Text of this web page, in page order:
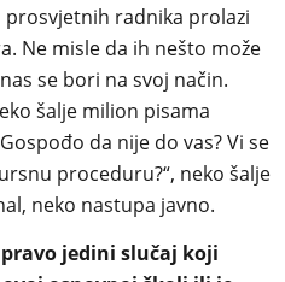
radnika prolazi
Ne misle da ih nešto može
se bori na svoj način.
šalje milion pisama
da nije do vas? Vi se
proceduru?“, neko šalje
neko nastupa javno.
jedini slučaj koji